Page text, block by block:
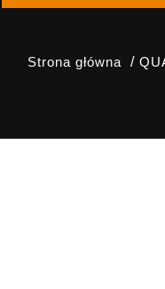
Strona główna